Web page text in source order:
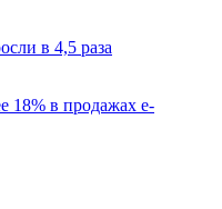
в 4,5 раза
18% в продажах е-